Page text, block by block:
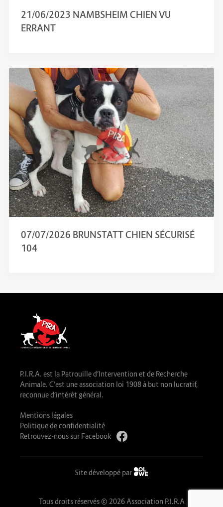
21/06/2023 NAMBSHEIM CHIEN VU
ERRANT
07/07/2026 BRUNSTATT CHIEN SÉCURISÉ
104
P.I.R.A. est la Patrouille d’Intervention et de Recherche
Animale. C’est une association loi 1908 à but non lucratif,
reconnue d’intérêt général.
Mentions légales
Politique de confidentialité
Retrouvez-nous sur Facebook
Site développé par
Tous droits réservés © 2026 Association P.I.R.A